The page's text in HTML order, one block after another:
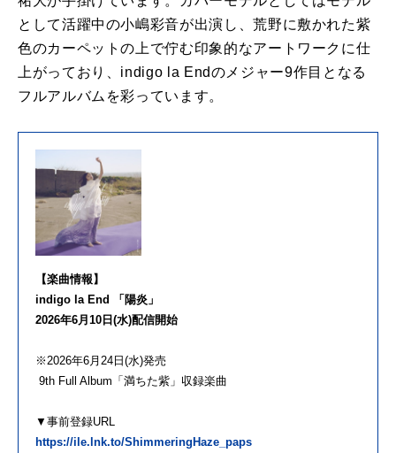
として活躍中の小嶋彩音が出演し、荒野に敷かれた紫
色のカーペットの上で佇む印象的なアートワークに仕
上がっており、indigo la Endのメジャー9作目となる
フルアルバムを彩っています。
【楽曲情報】
indigo la End 「陽炎」
2026年6月10日(水)配信開始
※2026年6月24日(水)発売
9th Full Album「満ちた紫」収録楽曲
▼事前登録URL
https://ile.lnk.to/ShimmeringHaze_paps